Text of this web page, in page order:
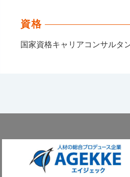
資格
国家資格キャリアコンサルタ